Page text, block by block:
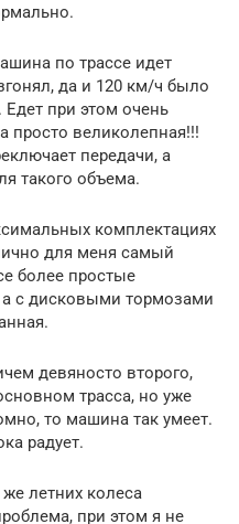
по трассе идет
да и 120 км/ч было
Едет при этом очень
просто великолепная!!!
передачи, а
такого объема.
комплектациях
для меня самый
более простые
с дисковыми тормозами
девяносто второго,
трасса, но уже
то машина так умеет.
радует.
летних колеса
при этом я не